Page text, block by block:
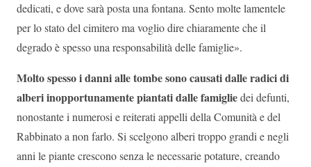
dedicati, e dove sarà posta una fontana. Sento molte lamentele
per lo stato del cimitero ma voglio dire chiaramente che il
degrado è spesso una responsabilità delle famiglie».
Molto spesso i danni alle tombe sono causati dalle radici di
alberi inopportunamente piantati dalle famigliedei defunti,
nonostante i numerosi e reiterati appelli della Comunità e del
Rabbinato a non farlo. Si scelgono alberi troppo grandi e negli
anni le piante crescono senza le necessarie potature, creando